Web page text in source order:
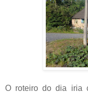
O roteiro do dia iria